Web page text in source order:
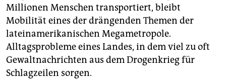
Millionen Menschen transportiert, bleibt
Mobilität eines der drängenden Themen der
lateinamerikanischen Megametropole.
Alltagsprobleme eines Landes, in dem viel zu oft
Gewaltnachrichten aus dem Drogenkrieg für
Schlagzeilen sorgen.